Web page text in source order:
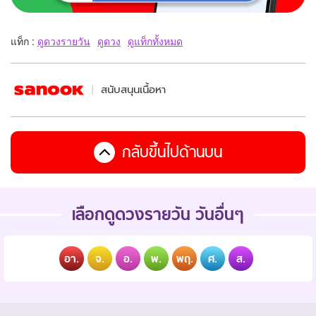
แท็ก : ดูดวงรายวัน ดูดวง ดูแท็กทั้งหมด
สนับสนุนเนื้อหา
กลับขึ้นไปด้านบน
เลือกดูดวงรายวัน วันอื่นๆ
อา. จ. อ. พ. พฤ. ศ. ส.